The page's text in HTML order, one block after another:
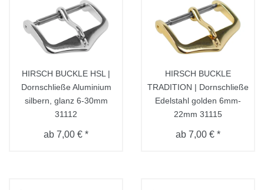
HIRSCH BUCKLE HSL |
Dornschließe Aluminium
silbern, glanz 6-30mm
31112
ab 7,00 € *
HIRSCH BUCKLE
TRADITION | Dornschließe
Edelstahl golden 6mm-
22mm 31115
ab 7,00 € *